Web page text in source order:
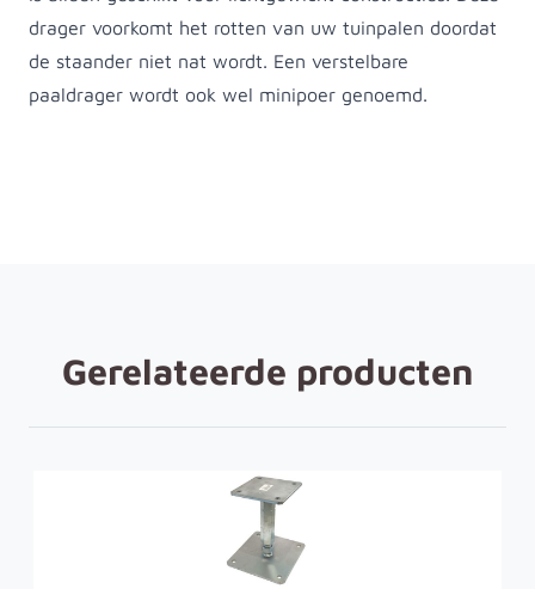
drager voorkomt het rotten van uw tuinpalen doordat
de staander niet nat wordt. Een verstelbare
paaldrager wordt ook wel minipoer genoemd.
Gerelateerde producten